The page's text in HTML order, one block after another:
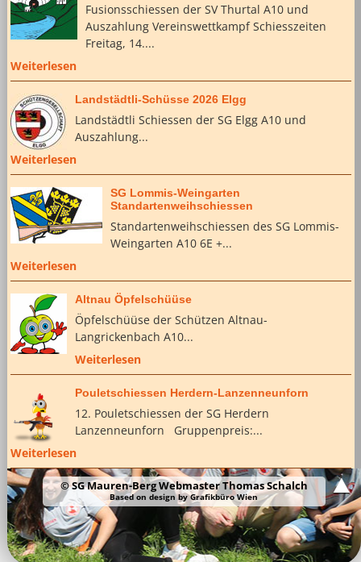
Fusionsschiessen der SV Thurtal A10 und
Auszahlung Vereinswettkampf Schiesszeiten
Freitag, 14....
Weiterlesen
Landstädtli-Schüsse 2026 Elgg
Landstädtli Schiessen der SG Elgg A10 und
Auszahlung...
Weiterlesen
SG Lommis-Weingarten
Standartenweihschiessen
Standartenweihschiessen des SG Lommis-
Weingarten A10 6E +...
Weiterlesen
Altnau Öpfelschüüse
Öpfelschüüse der Schützen Altnau-
Langrickenbach A10...
Weiterlesen
Pouletschiessen Herdern-Lanzenneunforn
12. Pouletschiessen der SG Herdern
Lanzenneunforn Gruppenpreis:...
Weiterlesen
© SG Mauren-Berg Webmaster Thomas Schalch
Based on design byGrafikbüro Wien